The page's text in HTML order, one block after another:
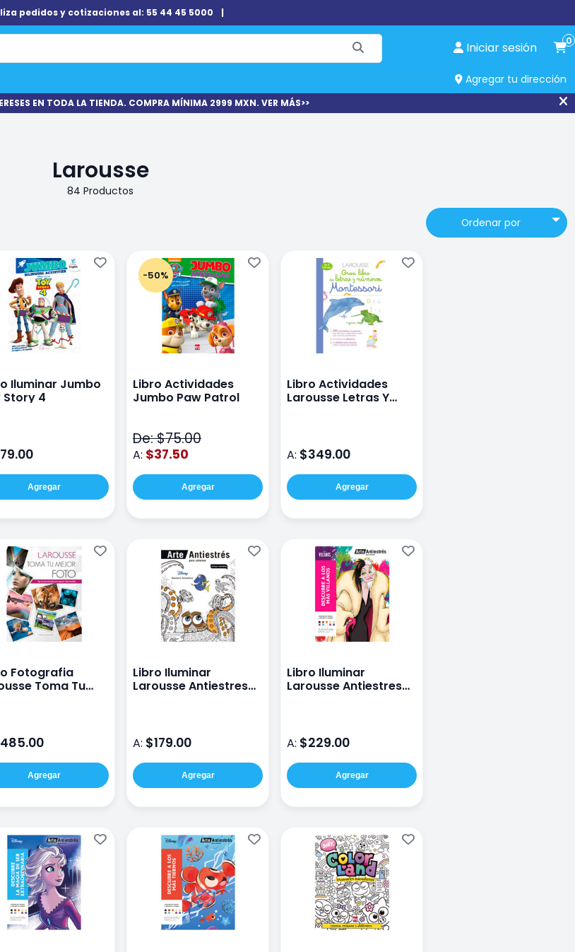
pedidos y cotizaciones al: 55 44 45 5000 |
Iniciar sesión 0
Agregar tu dirección
EN TODA LA TIENDA. COMPRA MÍNIMA 2999 MXN. VER MÁS>>
Larousse
84 Productos
Ordenar por
Iluminar Jumbo
Story 4
Agregar
-50%
Libro Actividades
Jumbo Paw Patrol
De: $75.00
A: $37.50
Agregar
Libro Actividades
Larousse Letras Y
A: $349.00
Agregar
Fotografia
Toma Tu
Agregar
Libro Iluminar
Larousse Antiestres
A: $179.00
Agregar
Libro Iluminar
Larousse Antiestres
A: $229.00
Agregar